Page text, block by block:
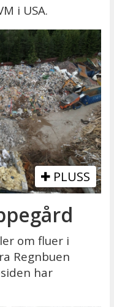
i USA.
PLUSS
om fluer i
Regnbuen
har